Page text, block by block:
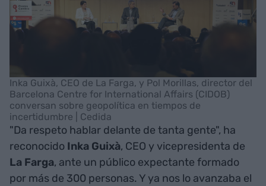
Inka Guixà, CEO de La Farga, y Pol Morillas, director del
Barcelona Centre for International Affairs (CIDOB)
conversan sobre geopolítica en tiempos de
incertidumbre | Cedida
"Da respeto hablar delante de tanta gente", ha
reconocido Inka Guixà, CEO y vicepresidenta de
La Farga, ante un público expectante formado
por más de 300 personas. Y ya nos lo avanzaba el